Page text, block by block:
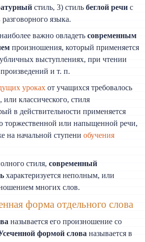
стиль, 3) стильбеглой речи с
языка.
важно овладетьсовременным
произношения, который применяется
выступлениях, при чтении
и т. п.
уроках от учащихся требовалось
классического, стиля
в действительности применяется
торжественной или напыщенной речи,
на начальной ступениобучения
стиля,современный
характеризуется неполным, или
многих слов.
форма отдельного слова
называется его произношение со
формой слова называется в